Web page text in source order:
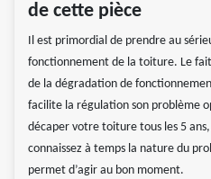
de cette pièce
Il est primordial de prendre au
fonctionnement de la toiture. Le
de la dégradation de
facilite la régulation son problème
décaper votre toiture tous les 5
connaissez à temps la nature du
permet d’agir au bon moment.